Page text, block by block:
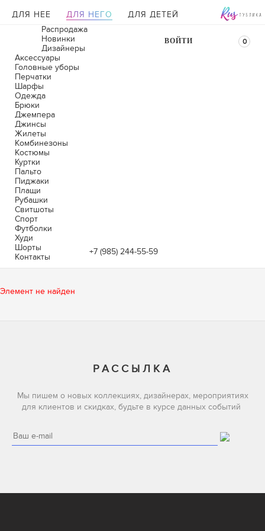
ДЛЯ НЕЕ ДЛЯ НЕГО ДЛЯ ДЕТЕЙ
0
ВОЙТИ
+7 (985) 244-55-59
Распродажа
Новинки
Дизайнеры
Аксессуары
Головные уборы
Перчатки
Шарфы
Одежда
Брюки
Джемпера
Джинсы
Жилеты
Комбинезоны
Костюмы
Куртки
Пальто
Пиджаки
Плащи
Рубашки
Свитшоты
Спорт
Футболки
Худи
Шорты
Контакты
Элемент не найден
РАССЫЛКА
Мы пишем о новых коллекциях, дизайнерах, мероприятиях
для клиентов и скидках, будьте в курсе данных событий